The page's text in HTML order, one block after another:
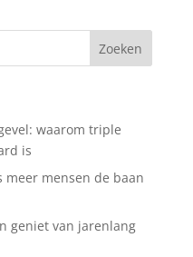
waarom triple
is
meer mensen de baan
geniet van jarenlang